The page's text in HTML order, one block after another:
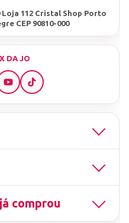
Loja 112 Cristal Shop Porto
CEP 90810-000
DA JO
comprou